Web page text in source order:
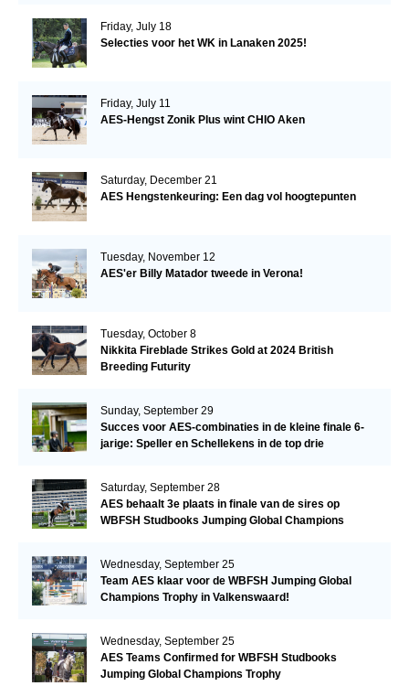
Friday, July 18
Selecties voor het WK in Lanaken 2025!
Friday, July 11
AES-Hengst Zonik Plus wint CHIO Aken
Saturday, December 21
AES Hengstenkeuring: Een dag vol hoogtepunten
Tuesday, November 12
AES'er Billy Matador tweede in Verona!
Tuesday, October 8
Nikkita Fireblade Strikes Gold at 2024 British
Breeding Futurity
Sunday, September 29
Succes voor AES-combinaties in de kleine finale 6-
jarige: Speller en Schellekens in de top drie
Saturday, September 28
AES behaalt 3e plaats in finale van de sires op
WBFSH Studbooks Jumping Global Champions
Wednesday, September 25
Team AES klaar voor de WBFSH Jumping Global
Champions Trophy in Valkenswaard!
Wednesday, September 25
AES Teams Confirmed for WBFSH Studbooks
Jumping Global Champions Trophy